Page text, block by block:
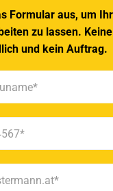
Formular aus, um
zu lassen.
und kein Auftrag.